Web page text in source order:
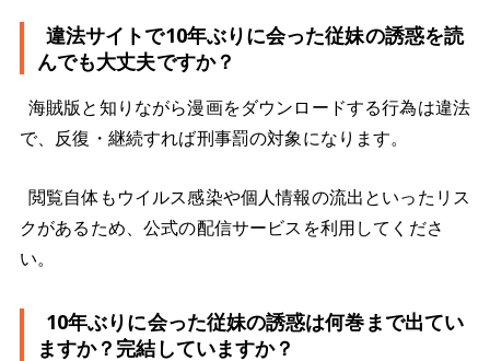
違法サイトで10年ぶりに会った従妹の誘惑を読
んでも大丈夫ですか？
海賊版と知りながら漫画をダウンロードする行為は違法
で、反復・継続すれば刑事罰の対象になります。
閲覧自体もウイルス感染や個人情報の流出といったリス
クがあるため、公式の配信サービスを利用してくださ
い。
10年ぶりに会った従妹の誘惑は何巻まで出てい
ますか？完結していますか？